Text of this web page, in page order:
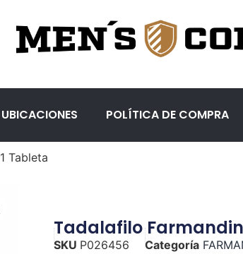
UBICACIONES POLÍTICA DE COMPRA
Tableta
Tadalafilo
SKU P026456 Categoría